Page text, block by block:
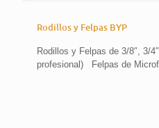
Rodillos y Felpas BYP
Rodillos y Felpas de 3/8″, 3/
profesional) Felpas de